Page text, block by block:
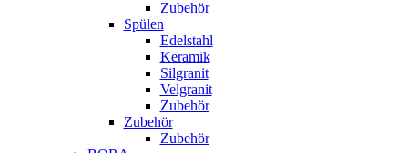
Zubehör
Spülen
Edelstahl
Keramik
Silgranit
Velgranit
Zubehör
Zubehör
Zubehör